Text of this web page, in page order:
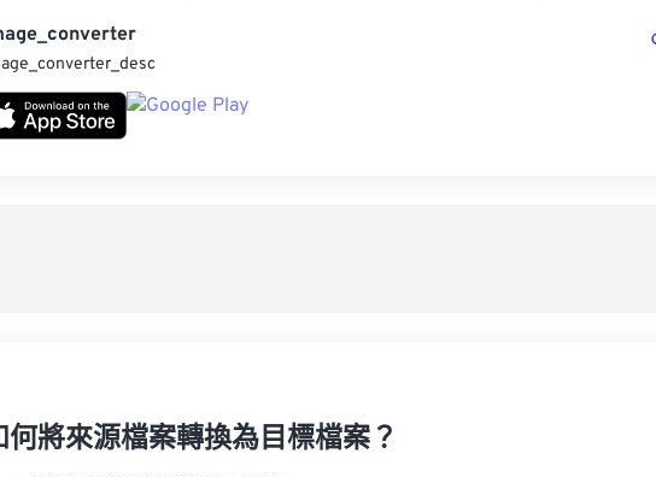
何將來源檔案轉換為目標檔案？